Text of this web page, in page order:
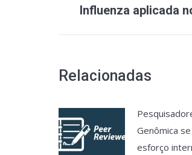
Influenza aplicada
Relacionadas
Genômica
esforço